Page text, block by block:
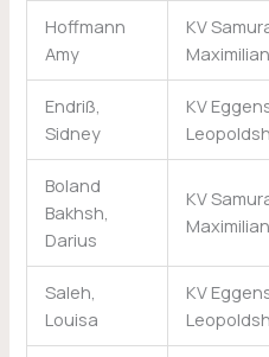
Hoffmann
Amy
KV
Endriß,
Sidney
KV
Boland
Bakhsh,
Darius
KV
Saleh,
Louisa
KV